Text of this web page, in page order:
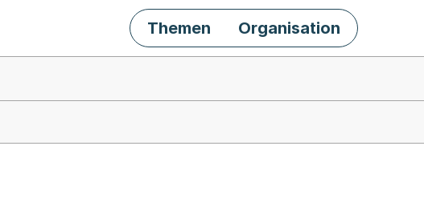
Themen Organisation